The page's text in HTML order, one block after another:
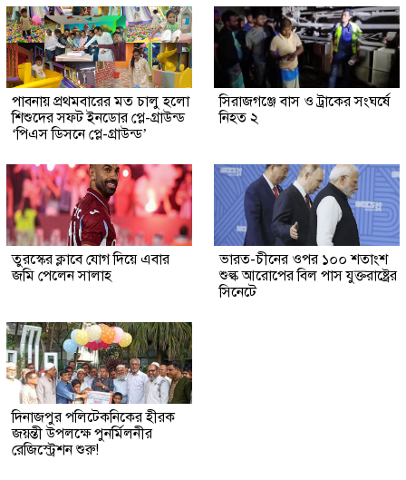
পাবনায় প্রথমবারের মত চালু হলো
শিশুদের সফট ইনডোর প্লে-গ্রাউন্ড
‘পিএস ডিসনে প্লে-গ্রাউন্ড’
সিরাজগঞ্জে বাস ও ট্রাকের সংঘর্ষে
নিহত ২
তুরস্কের ক্লাবে যোগ দিয়ে এবার
জমি পেলেন সালাহ
ভারত-চীনের ওপর ১০০ শতাংশ
শুল্ক আরোপের বিল পাস যুক্তরাষ্ট্রের
সিনেটে
দিনাজপুর পলিটেকনিকের হীরক
জয়ন্তী উপলক্ষে পুনর্মিলনীর
রেজিস্ট্রেশন শুরু!